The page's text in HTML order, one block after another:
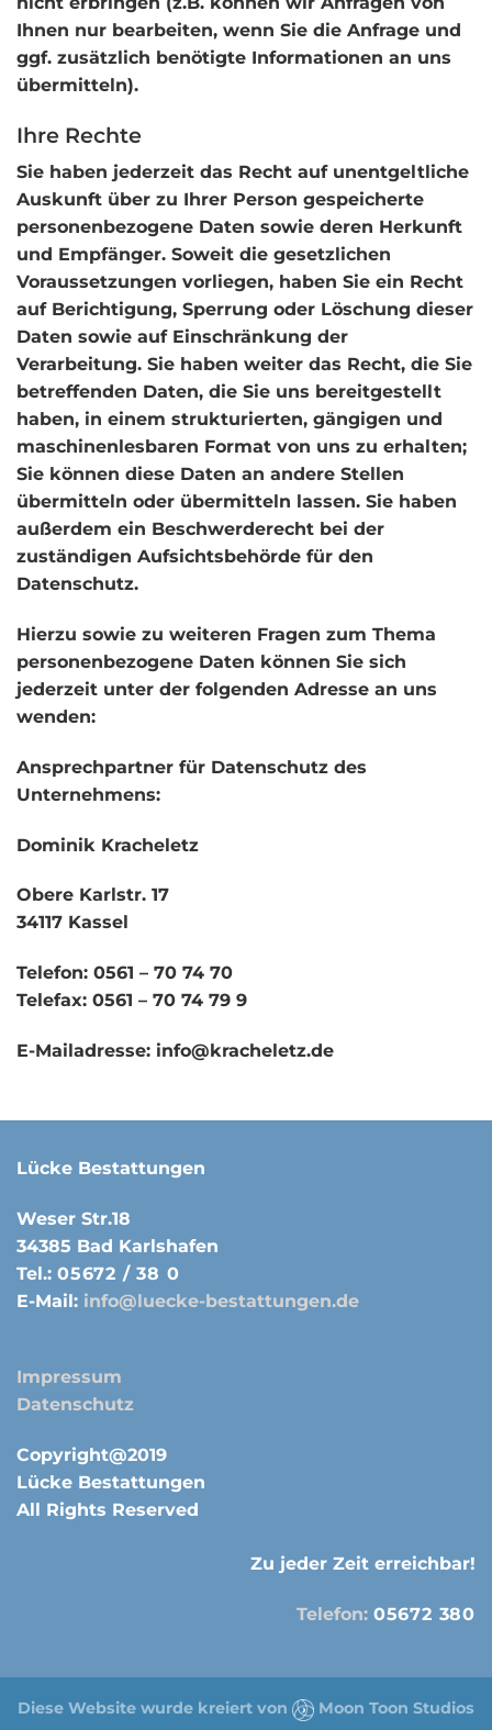
Ihnen nur bearbeiten, wenn Sie die Anfrage und
ggf. zusätzlich benötigte Informationen an uns
übermitteln).
Ihre Rechte
Sie haben jederzeit das Recht auf unentgeltliche
Auskunft über zu Ihrer Person gespeicherte
personenbezogene Daten sowie deren Herkunft
und Empfänger. Soweit die gesetzlichen
Voraussetzungen vorliegen, haben Sie ein Recht
auf Berichtigung, Sperrung oder Löschung dieser
Daten sowie auf Einschränkung der
Verarbeitung. Sie haben weiter das Recht, die Sie
betreffenden Daten, die Sie uns bereitgestellt
haben, in einem strukturierten, gängigen und
maschinenlesbaren Format von uns zu erhalten;
Sie können diese Daten an andere Stellen
übermitteln oder übermitteln lassen. Sie haben
außerdem ein Beschwerderecht bei der
zuständigen Aufsichtsbehörde für den
Datenschutz.
Hierzu sowie zu weiteren Fragen zum Thema
personenbezogene Daten können Sie sich
jederzeit unter der folgenden Adresse an uns
wenden:
Ansprechpartner für Datenschutz des
Unternehmens:
Dominik Kracheletz
Obere Karlstr. 17
34117 Kassel
Telefon: 0561 – 70 74 70
Telefax: 0561 – 70 74 79 9
E-Mailadresse: info@kracheletz.de
Lücke Bestattungen
Weser Str.18
34385 Bad Karlshafen
Tel.: 05672 / 38 0
E-Mail: info@luecke-bestattungen.de
Impressum
Datenschutz
Copyright@2019
Lücke Bestattungen
All Rights Reserved
Zu jeder Zeit erreichbar!
Telefon: 05672 380
Diese Website wurde kreiert von Moon Toon Studios